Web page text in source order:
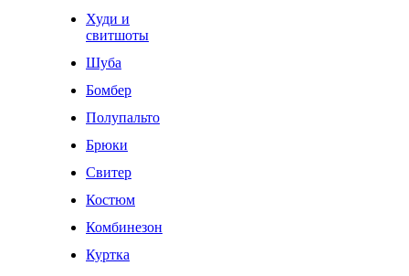
Худи и
свитшоты
Шуба
Бомбер
Полупальто
Брюки
Свитер
Костюм
Комбинезон
Куртка